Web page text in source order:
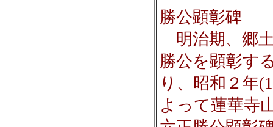
勝公顕彰碑
明治期、郷
勝公を顕彰す
り、昭和２年
よって蓮華寺